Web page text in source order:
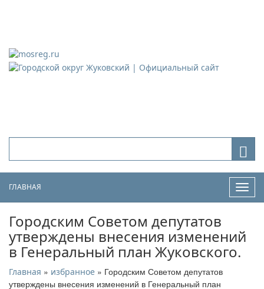
ГЛАВНАЯ
Городским Советом депутатов
утверждены внесения изменений
в Генеральный план Жуковского.
Главная » избранное » Городским Советом депутатов
утверждены внесения изменений в Генеральный план